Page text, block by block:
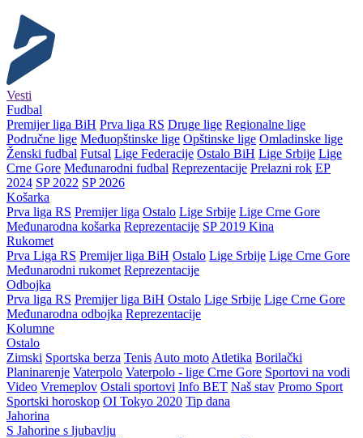
Vesti
Fudbal
Premijer liga BiH Prva liga RS Druge lige Regionalne lige
Područne lige Međuopštinske lige Opštinske lige Omladinske lige
Ženski fudbal Futsal Lige Federacije Ostalo BiH Lige Srbije Lige
Crne Gore Međunarodni fudbal Reprezentacije Prelazni rok EP
2024 SP 2022 SP 2026
Košarka
Prva liga RS Premijer liga Ostalo Lige Srbije Lige Crne Gore
Međunarodna košarka Reprezentacije SP 2019 Kina
Rukomet
Prva Liga RS Premijer liga BiH Ostalo Lige Srbije Lige Crne Gore
Međunarodni rukomet Reprezentacije
Odbojka
Prva liga RS Premijer liga BiH Ostalo Lige Srbije Lige Crne Gore
Međunarodna odbojka Reprezentacije
Kolumne
Ostalo
Zimski Sportska berza Tenis Auto moto Atletika Borilački
Planinarenje Vaterpolo Vaterpolo - lige Crne Gore Sportovi na vodi
Video Vremeplov Ostali sportovi Info BET Naš stav Promo Sport
Sportski horoskop OI Tokyo 2020 Tip dana
Jahorina
S Jahorine s ljubavlju